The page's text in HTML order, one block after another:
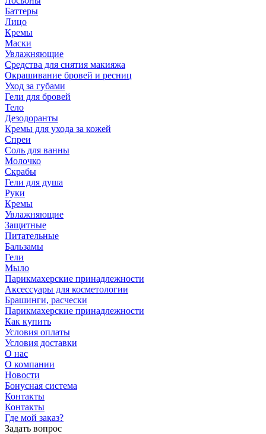
Баттеры
Лицо
Кремы
Маски
Увлажняющие
Средства для снятия макияжа
Окрашивание бровей и ресниц
Уход за губами
Гели для бровей
Тело
Дезодоранты
Кремы для ухода за кожей
Спреи
Соль для ванны
Молочко
Скрабы
Гели для душа
Руки
Кремы
Увлажняющие
Защитные
Питательные
Бальзамы
Гели
Мыло
Парикмахерские принадлежности
Аксессуары для косметологии
Брашинги, расчески
Парикмахерские принадлежности
Как купить
Условия оплаты
Условия доставки
О нас
О компании
Новости
Бонусная система
Контакты
Контакты
Где мой заказ?
Задать вопрос